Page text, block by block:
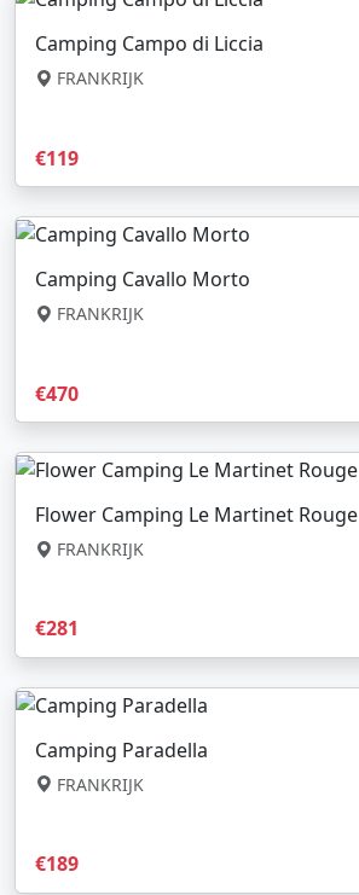
Camping Campo di Liccia
FRANKRIJK
€119
Camping Cavallo Morto
FRANKRIJK
€470
Flower Camping Le Martinet Rouge
FRANKRIJK
€281
Camping Paradella
FRANKRIJK
€189